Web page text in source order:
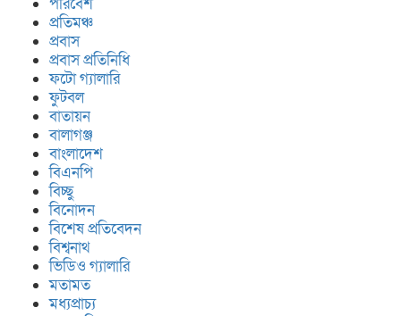
প্রতিমঞ্চ
প্রবাস
প্রবাস প্রতিনিধি
ফটো গ্যালারি
ফুটবল
বাতায়ন
বালাগঞ্জ
বাংলাদেশ
বিএনপি
বিচ্ছু
বিনোদন
বিশেষ প্রতিবেদন
বিশ্বনাথ
ভিডিও গ্যালারি
মতামত
মধ্যপ্রাচ্য